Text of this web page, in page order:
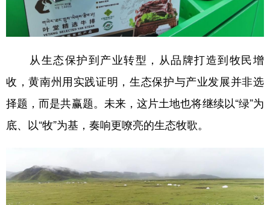
从生态保护到产业转型，从品牌打造到牧民增
收，黄南州用实践证明，生态保护与产业发展并非选
择题，而是共赢题。未来，这片土地也将继续以“绿”为
底、以“牧”为基，奏响更嘹亮的生态牧歌。